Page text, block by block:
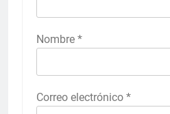
Nombre *
Correo electrónico *